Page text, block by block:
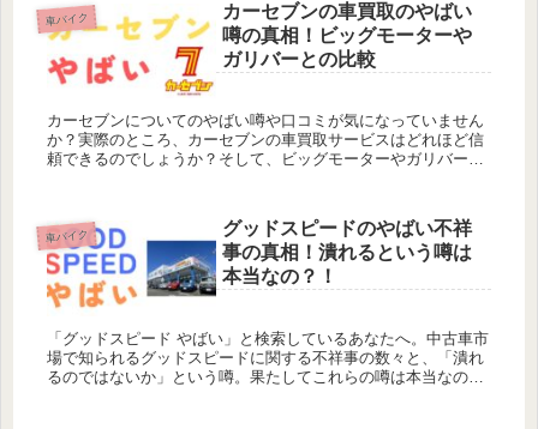
車バイク
カーセブンの車買取のやばい
噂の真相！ビッグモーターや
ガリバーとの比較
カーセブンについてのやばい噂や口コミが気になっていません
か？実際のところ、カーセブンの車買取サービスはどれほど信
頼できるのでしょうか？そして、ビッグモーターやガリバーと
車バイク
グッドスピードのやばい不祥
事の真相！潰れるという噂は
本当なの？！
「グッドスピード やばい」と検索しているあなたへ。中古車市
場で知られるグッドスピードに関する不祥事の数々と、「潰れ
るのではないか」という噂。果たしてこれらの噂は本当なので